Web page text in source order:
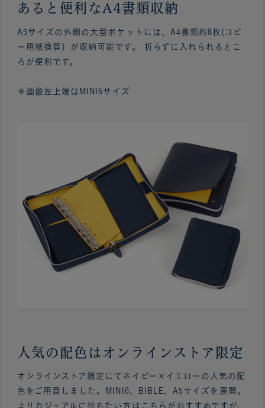
あると便利なA4書類収納
A5サイズの外側の大型ポケットには、A4書類約8枚(コピ
ー用紙換算）が収納可能です。 折らずに入れられるとこ
ろが便利です。
＊画像左上端はMINI6サイズ
人気の配色はオンラインストア限定
オンラインストア限定にてネイビー×イエローの人気の配
色をご用意しました。MINI6、BIBLE、A5サイズを展開。
よりカジュアルに持ちたい方はこちらがおすすめですが、